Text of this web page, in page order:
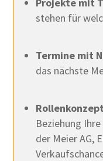
stehen für
Termine mit
das nächste
Rollenkonzept
Beziehung
der Meier AG,